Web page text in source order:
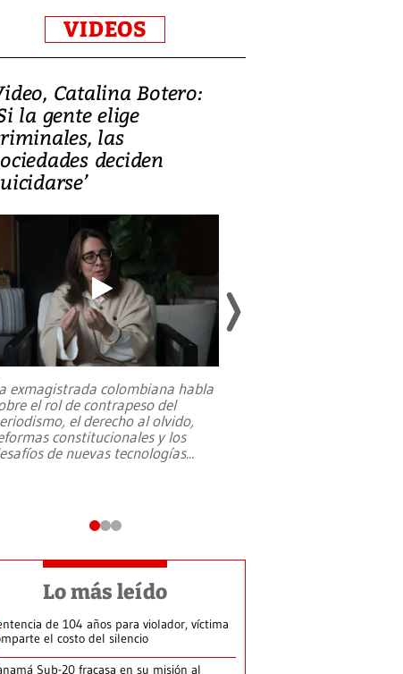
VIDEOS
Catalina Botero:
la gente elige
las
deciden
exmagistrada colombiana habla
el rol de contrapeso del
el derecho al olvido,
constitucionales y los
de nuevas tecnologías...
Lo más leído
de 104 años para violador, víctima
el costo del silencio
Sub-20 fracasa en su misión al